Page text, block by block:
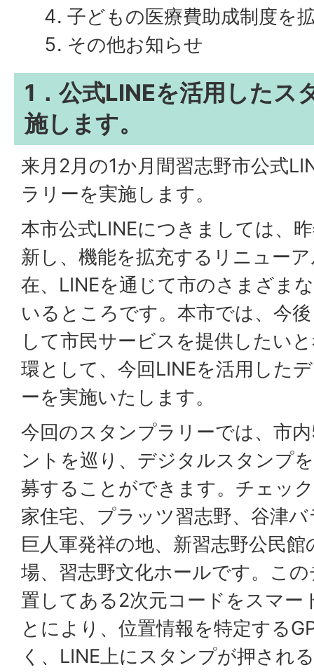
子どもの医療費助成制度を
その他お知らせ
1．公式LINEを活用したス
施します。
来月2月の1か月間習志野市公式
ラリーを実施します。
本市公式LINEにつきましては、
新し、機能を拡充するリニュー
在、LINEを通じて市のさまざま
いるところです。本市では、今
して市民サービスを提供したい
環として、今回LINEを活用した
ーを実施いたします。
今回のスタンプラリーでは、市
ントを巡り、デジタルスタンプ
募することができます。チェッ
家住宅、プラッツ習志野、谷津
巨人軍発祥の地、新習志野公民
場、習志野文化ホールです。こ
置してある2次元コードをスマー
とにより、位置情報を特定する
く、LINE上にスタンプが押され